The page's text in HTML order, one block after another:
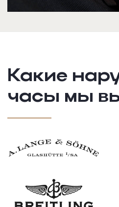
Какие
часы мы